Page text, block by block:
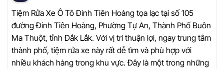
Tiệm Rửa Xe Ô Tô Đinh Tiên Hoàng tọa lạc tại số 105
đường Đinh Tiên Hoàng, Phường Tự An, Thành Phố Buôn
Ma Thuột, tỉnh Đắk Lắk. Với vị trí thuận lợi, ngay trung tâm
thành phố, tiệm rửa xe này rất dễ tìm và phù hợp với
nhiều khách hàng trong khu vực. Đây là một trong những